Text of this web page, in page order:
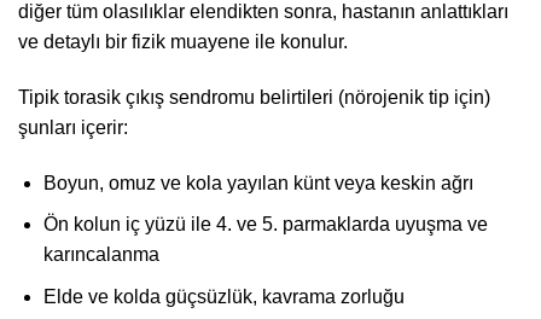
diğer tüm olasılıklar elendikten sonra, hastanın anlattıkları
ve detaylı bir fizik muayene ile konulur.
Tipik torasik çıkış sendromu belirtileri (nörojenik tip için)
şunları içerir:
Boyun, omuz ve kola yayılan künt veya keskin ağrı
Ön kolun iç yüzü ile 4. ve 5. parmaklarda uyuşma ve
karıncalanma
Elde ve kolda güçsüzlük, kavrama zorluğu